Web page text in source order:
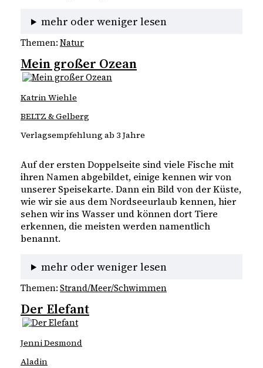
mehr oder weniger lesen
Themen: Natur
Mein großer Ozean
Katrin Wiehle
BELTZ & Gelberg
Verlagsempfehlung ab 3 Jahre
Auf der ersten Doppelseite sind viele Fische mit
ihren Namen abgebildet, einige kennen wir von
unserer Speisekarte. Dann ein Bild von der Küste,
wie wir sie aus dem Nordseeurlaub kennen, hier
sehen wir ins Wasser und können dort Tiere
erkennen, die meisten werden namentlich
benannt.
mehr oder weniger lesen
Themen: Strand/Meer/Schwimmen
Der Elefant
Jenni Desmond
Aladin